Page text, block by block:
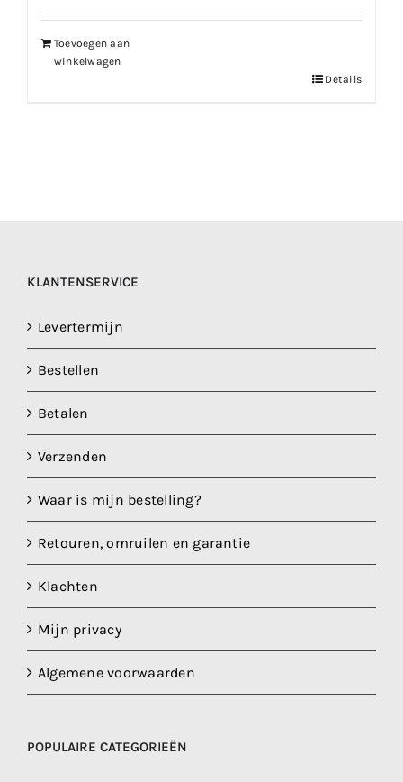
Toevoegen aan
winkelwagen
Details
KLANTENSERVICE
Levertermijn
Bestellen
Betalen
Verzenden
Waar is mijn bestelling?
Retouren, omruilen en garantie
Klachten
Mijn privacy
Algemene voorwaarden
POPULAIRE CATEGORIEËN